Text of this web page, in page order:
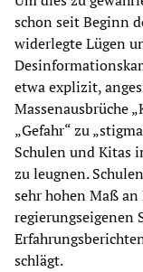
schon seit Beginn
widerlegte Lügen
etwa explizit,
Massenausbrüche
„Gefahr“ zu
Schulen und Kitas
zu leugnen.
sehr hohen Maß
regierungseigenen
schlägt.